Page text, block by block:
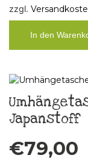
zzgl.
In den
Japanstoff
€79,00